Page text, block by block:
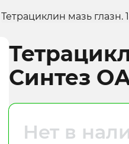
Тетрациклин мазь глазн.
Синтез
Нет в